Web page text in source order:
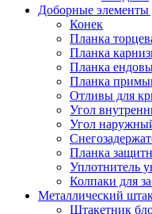
Доборные элементы
Конек
Планка
Планка
Планка
Планка
Отливы для
Угол
Угол
Планка
Уплотнитель
Колпаки для
Металлический
Штакетник